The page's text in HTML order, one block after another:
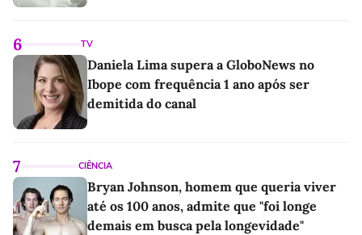
6 TV
Daniela Lima supera a GloboNews no
Ibope com frequência 1 ano após ser
demitida do canal
7 CIÊNCIA
Bryan Johnson, homem que queria viver
até os 100 anos, admite que "foi longe
demais em busca pela longevidade"